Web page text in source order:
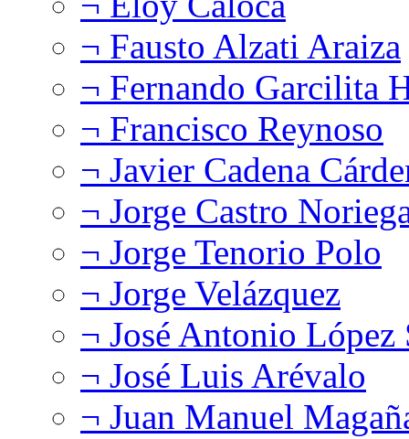
¬ Fausto Alzati Araiza
¬ Fernando Garcilita
¬ Francisco Reynoso
¬ Javier Cadena
¬ Jorge Castro
¬ Jorge Tenorio Polo
¬ Jorge Velázquez
¬ José Antonio López
¬ José Luis Arévalo
¬ Juan Manuel